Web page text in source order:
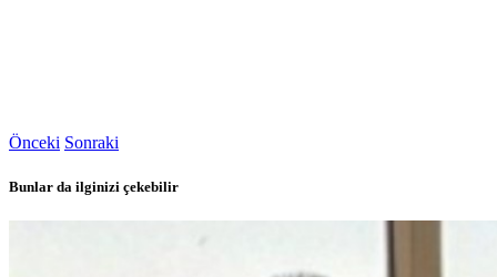
Önceki Sonraki
Bunlar da ilginizi çekebilir